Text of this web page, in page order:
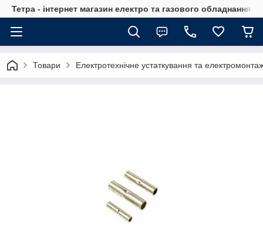
Тетра - інтернет магазин електро та газового обладнання,
Товари Електротехнічне устаткування та